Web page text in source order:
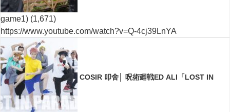
game1) (1,671)
https://www.youtube.com/watch?v=Q-4cj39LnYA
COSIR 叩舍│ 呪術廻戦ED ALI「LOST IN